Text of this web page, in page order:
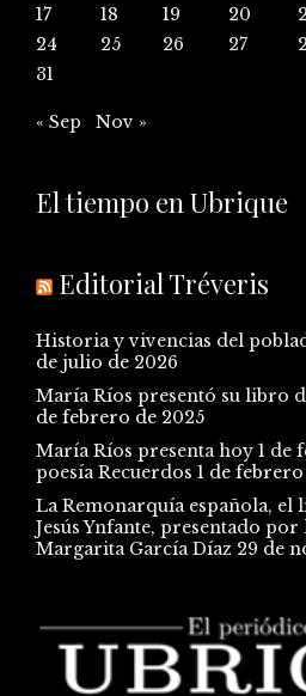
17
18 19 20
24
25 26 27
31
« Sep Nov »
El tiempo en Ubrique
Editorial Tréveris
Historia y vivencias del
de julio de 2026
María Ríos presentó su libro
de febrero de 2025
María Ríos presenta hoy 1 de
poesía Recuerdos 1 de
La Remonarquía española, el
Jesús Ynfante, presentado
Margarita García Díaz 29 de